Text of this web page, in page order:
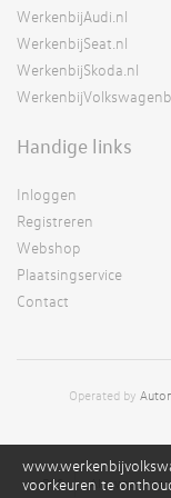
WerkenbijAudi.nl
WerkenbijSeat.nl
WerkenbijSkoda.nl
Handige links
Inloggen
Registreren
Webshop
Plaatsingservice
Contact
Operated by
RSS
Alg.
voorkeuren te